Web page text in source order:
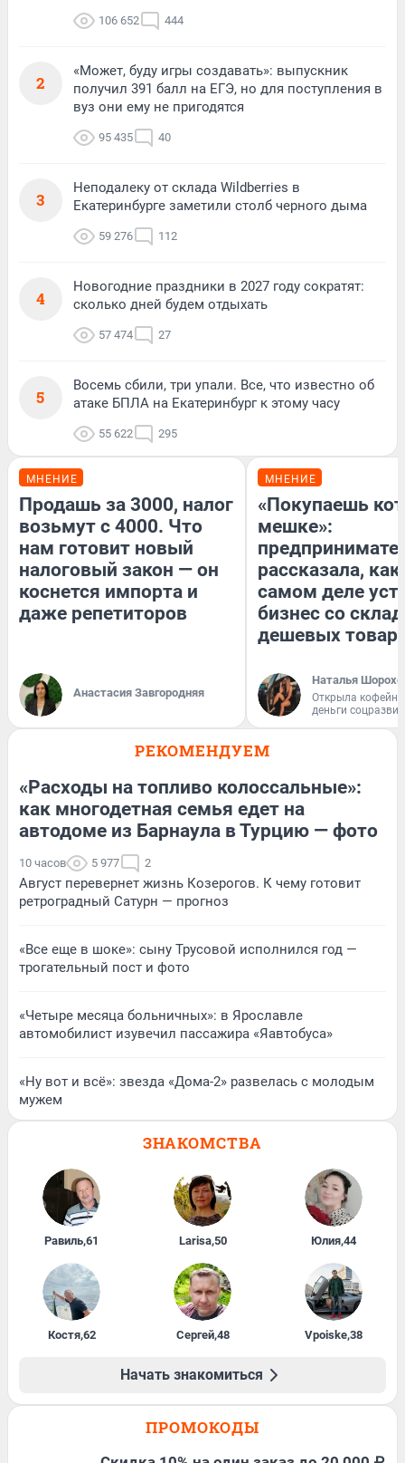
106 652 444
2
«Может, буду игры создавать»: выпускник
получил 391 балл на ЕГЭ, но для поступления в
вуз они ему не пригодятся
95 435 40
3
Неподалеку от склада Wildberries в
Екатеринбурге заметили столб черного дыма
59 276 112
4
Новогодние праздники в 2027 году сократят:
сколько дней будем отдыхать
57 474 27
5
Восемь сбили, три упали. Все, что известно об
атаке БПЛА на Екатеринбург к этому часу
55 622 295
МНЕНИЕ
Продашь за 3000, налог
возьмут с 4000. Что
нам готовит новый
налоговый закон — он
коснется импорта и
даже репетиторов
Анастасия Завгородняя
МНЕНИЕ
«Покупаешь
мешке»:
рассказала, как
самом деле
бизнес со
дешевых
Наталья
Открыла
деньги
РЕКОМЕНДУЕМ
«Расходы на топливо колоссальные»:
как многодетная семья едет на
автодоме из Барнаула в Турцию — фото
10 часов 5 977 2
Август перевернет жизнь Козерогов. К чему готовит
ретроградный Сатурн — прогноз
«Все еще в шоке»: сыну Трусовой исполнился год —
трогательный пост и фото
«Четыре месяца больничных»: в Ярославле
автомобилист изувечил пассажира «Яавтобуса»
«Ну вот и всё»: звезда «Дома-2» развелась с молодым
мужем
ЗНАКОМСТВА
Равиль,61 Larisa,50 Юлия,44
Костя,62 Сергей,48 Vpoiske,38
Начать знакомиться
ПРОМОКОДЫ